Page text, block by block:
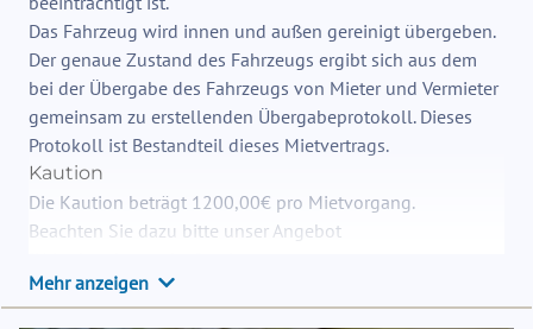
Das Fahrzeug wird innen und außen gereinigt übergeben.
Der genaue Zustand des Fahrzeugs ergibt sich aus dem
bei der Übergabe des Fahrzeugs von Mieter und Vermieter
gemeinsam zu erstellenden Übergabeprotokoll. Dieses
Protokoll ist Bestandteil dieses Mietvertrags.
Kaution
Die Kaution beträgt 1200,00€ pro Mietvorgang.
Beachten Sie dazu bitte unser Angebot
####Service-Pauschale für Wohnmobile pro Anmietung
140,- € Darin enthalten: 1× 11 kg Gasflasche, entkeimter
Mehr anzeigen